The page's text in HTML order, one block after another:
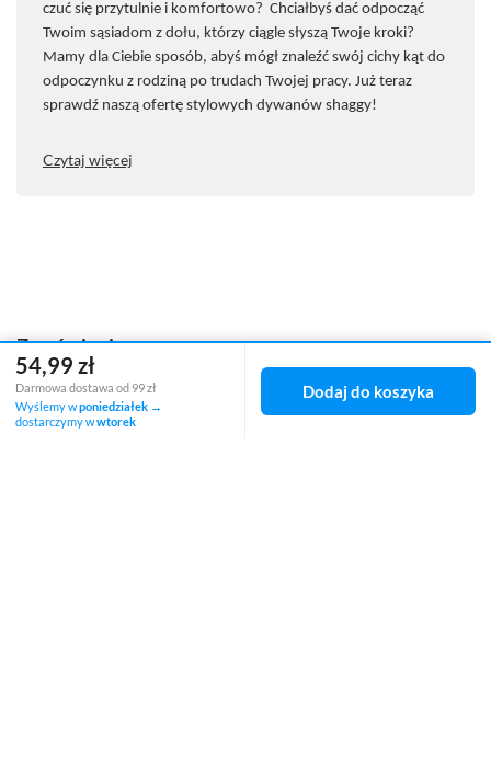
czuć się przytulnie i komfortowo? Chciałbyś dać odpocząć
Twoim sąsiadom z dołu, którzy ciągle słyszą Twoje kroki?
Mamy dla Ciebie sposób, abyś mógł znaleźć swój cichy kąt do
odpoczynku z rodziną po trudach Twojej pracy. Już teraz
sprawdź naszą ofertę stylowych dywanów shaggy!
Czytaj więcej
Zamówienia
Status zamówienia
54,99 zł
Darmowa dostawa od 99 zł
Wyślemy wponiedziałek →
dostarczymy wwtorek
Dodaj do koszyka